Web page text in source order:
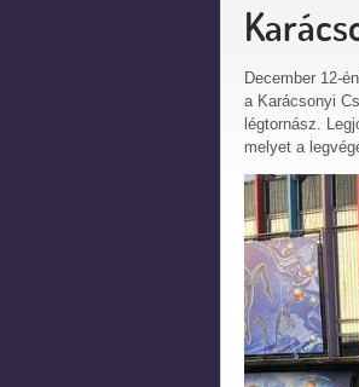
December 12-
a Karácsonyi
légtornász.
melyet a